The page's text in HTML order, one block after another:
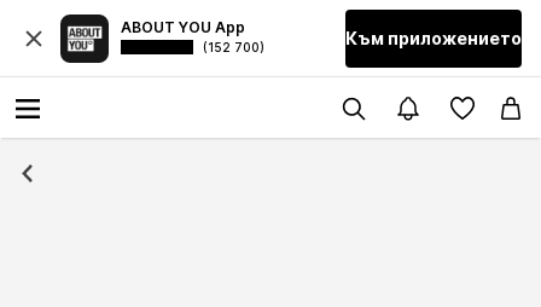
ABOUT YOU App
(152 700) Към приложението